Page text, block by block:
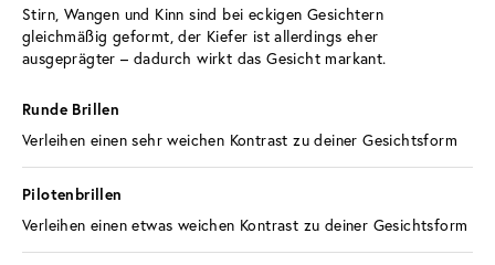
Stirn, Wangen und Kinn sind bei eckigen Gesichtern
gleichmäßig geformt, der Kiefer ist allerdings eher
ausgeprägter – dadurch wirkt das Gesicht markant.
Runde Brillen
Verleihen einen sehr weichen Kontrast zu deiner Gesichtsform
Pilotenbrillen
Verleihen einen etwas weichen Kontrast zu deiner Gesichtsform